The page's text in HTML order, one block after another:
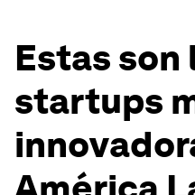
Estas son
startups